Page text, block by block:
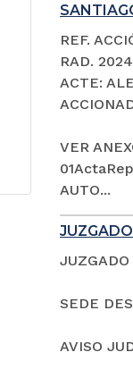
REF.
RAD.
ACTE:
VER
AUTO...
JUZGADO
SEDE
AVISO